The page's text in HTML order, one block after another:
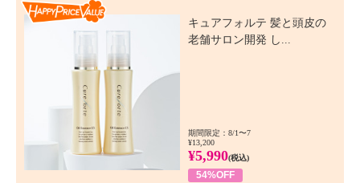
キュアフォルテ 髪と頭皮の
老舗サロン開発 し...
期間限定：8/1〜7
¥13,200
¥5,990(税込)
54%OFF